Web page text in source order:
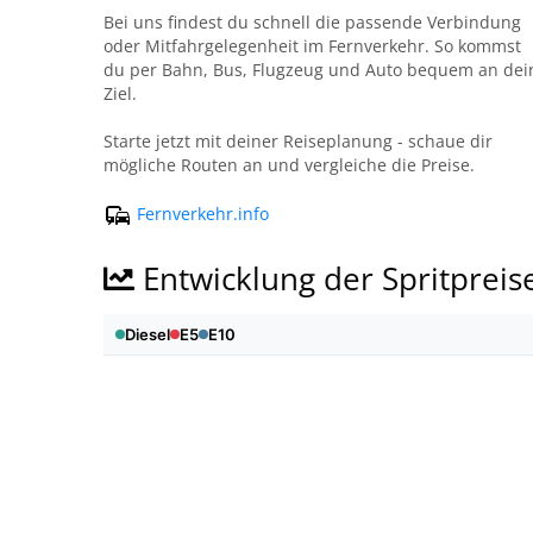
Bei uns findest du schnell die passende Verbindung
oder Mitfahrgelegenheit im Fernverkehr. So kommst
du per Bahn, Bus, Flugzeug und Auto bequem an
Ziel.
Starte jetzt mit deiner Reiseplanung - schaue dir
mögliche Routen an und vergleiche die Preise.
Fernverkehr.info
Entwicklung der